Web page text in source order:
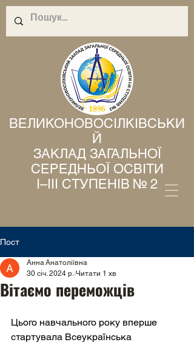
ВЕЛИКОНОВОСІЛКІВСЬКИ
Й
ЗАКЛАД ЗАГАЛЬНОЇ
СЕРЕДНЬОЇ ОСВІТИ
І–ІІІ СТУПЕНІВ № 2
Пост
Вітаємо переможців
Анна Анатоліївна
30 січ. 2024 р. Читати 1 хв
Цього навчального року вперше
стартувала Всеукраїнська